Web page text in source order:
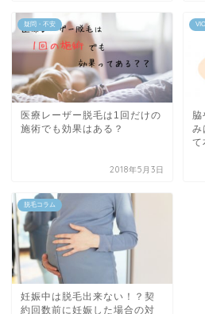
疑問・不安
医療レーザー脱毛は1回だけの
施術でも効果はある？
2018年5月3日
み
て
脱毛コラム
妊娠中は脱毛出来ない！？契
約回数前に妊娠した場合の対